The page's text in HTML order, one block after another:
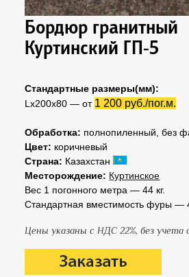
Бордюр гранитный
Куртинский ГП-5
Стандартные размеры(мм):
Lх200х80 — от 1 200 руб./пог.м.
Обработка: полнопиленный, без
Цвет: коричневый
Страна: Казахстан
Месторождение: Куртинское
Вес 1 погонного метра — 44 кг.
Стандартная вместимость фуры —
Цены указаны с НДС 22%, без